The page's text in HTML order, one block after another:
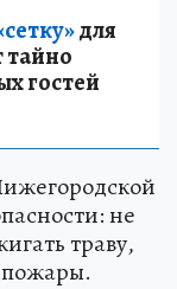
для
тайно
гостей
не
траву,
пожары.